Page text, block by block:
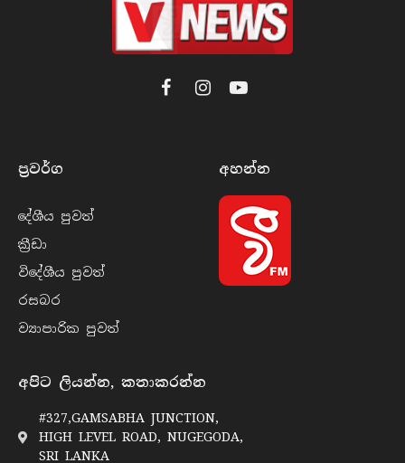
FacebookInstagramYouTube
ප්‍රවර්​ග
දේශීය පුව​ත්
ක්‍රී​ඩා
විදේශීය පුව​ත්
රසබ​ර
ව්‍යාපාරික පුව​ත්
අහන්​න
අපිට ලියන්න, කතාකරන්න
#327,GAMSABHA JUNCTION,
HIGH LEVEL ROAD, NUGEGODA,
SRI LANKA